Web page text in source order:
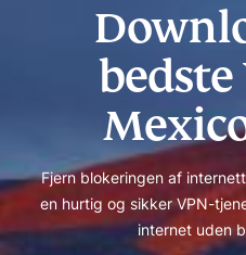
Fjern blokeringen af
en hurtig og sikker VPN-
internet uden